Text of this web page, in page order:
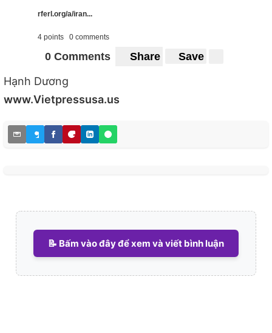
rferl.org/a/iran...
4 points 0 comments
0 Comments Share Save
Hạnh Dương
www.Vietpressusa.us
📝 Bấm vào đây để xem và viết bình luận